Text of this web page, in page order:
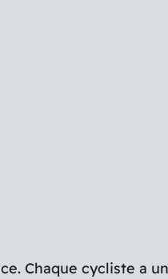
Chaque cycliste a